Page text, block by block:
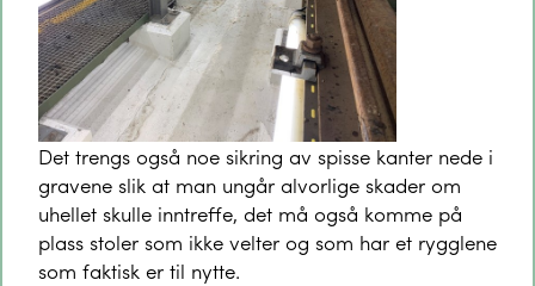
Det trengs også noe sikring av spisse kanter nede i
gravene slik at man ungår alvorlige skader om
uhellet skulle inntreffe, det må også komme på
plass stoler som ikke velter og som har et rygglene
som faktisk er til nytte.